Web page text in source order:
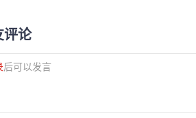
评论
后可以发言